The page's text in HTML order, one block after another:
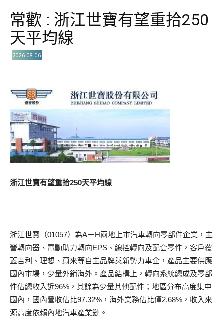
常歡 : 浙江世寶有望重拾250
天平均線
2026-08-06
浙江世寶有望重拾250天平均線
浙江世寶（01057）為A＋H兩地上市汽車轉向零部件企業，主
營轉向器、電動助力轉向EPS、線控轉向及配套零件，客戶覆
蓋吉利、理想、蔚來等自主品牌與新勢力車企，產品主要供應
國內市場，少量外銷海外。產品結構上，轉向系統總成及零部
件佔總收入近96%，其餘為少量其他配件；地區分布高度集中
國內，國內營收佔比97.32%，海外業務佔比僅2.68%，收入來
源高度依賴內地汽車產業鏈。